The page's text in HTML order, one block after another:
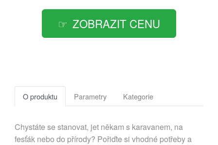
ZOBRAZIT CENU
O produktu Parametry Kategorie
Chystáte se stanovat, jet někam s karavanem, na
fesťák nebo do přírody? Pořiďte si vhodné potřeby a